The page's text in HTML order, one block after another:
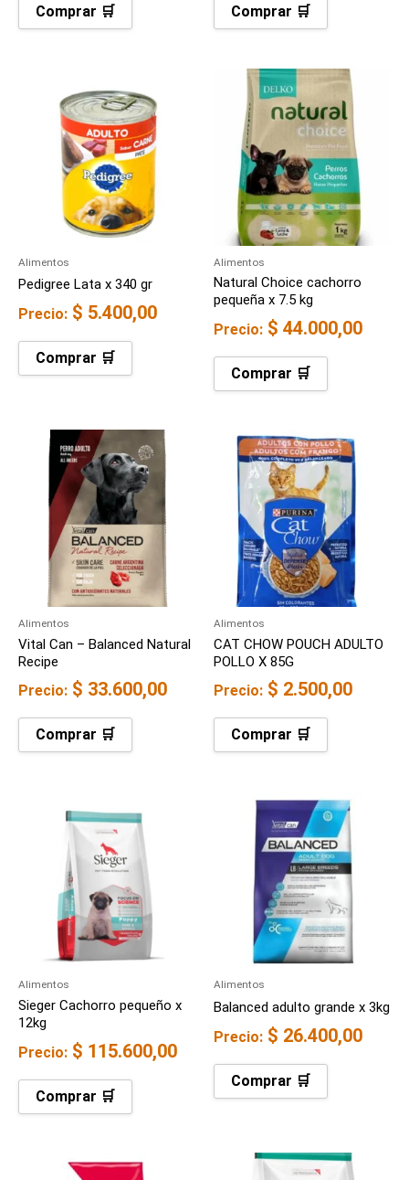
Comprar 🛒 Comprar 🛒
Alimentos
Pedigree Lata x 340 gr
Precio: $ 5.400,00
Comprar 🛒
Alimentos
Natural Choice cachorro
pequeña x 7.5 kg
Precio: $ 44.000,00
Comprar 🛒
Alimentos
Vital Can – Balanced Natural
Recipe
Precio: $ 33.600,00
Comprar 🛒
Alimentos
CAT CHOW POUCH ADULTO
POLLO X 85G
Precio: $ 2.500,00
Comprar 🛒
Alimentos
Sieger Cachorro pequeño x
12kg
Precio: $ 115.600,00
Comprar 🛒
Alimentos
Balanced adulto grande x 3kg
Precio: $ 26.400,00
Comprar 🛒